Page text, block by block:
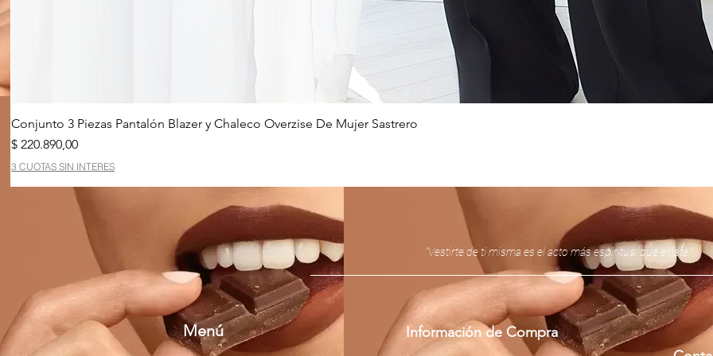
Conjunto 3 Piezas Pantalón Blazer y Chaleco Overzise De Mujer Sastrero
Precio
$ 220.890,00
3 CUOTAS SIN INTERES
“Vestirte de ti misma es el acto más espiritual que existe.”
Menú
Información de Compra